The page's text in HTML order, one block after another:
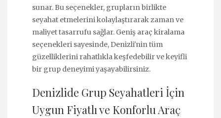
sunar. Bu seçenekler, grupların birlikte
seyahat etmelerini kolaylaştırarak zaman ve
maliyet tasarrufu sağlar. Geniş araç kiralama
seçenekleri sayesinde, Denizli'nin tüm
güzelliklerini rahatlıkla keşfedebilir ve keyifli
bir grup deneyimi yaşayabilirsiniz.
Denizlide Grup Seyahatleri İçin
Uygun Fiyatlı ve Konforlu Araç